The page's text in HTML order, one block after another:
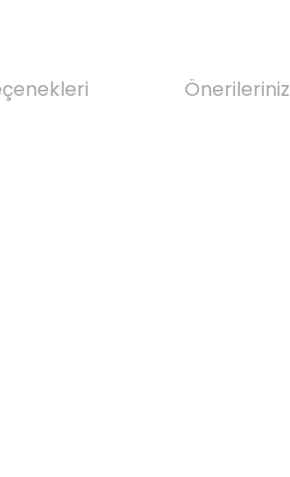
Önerileriniz